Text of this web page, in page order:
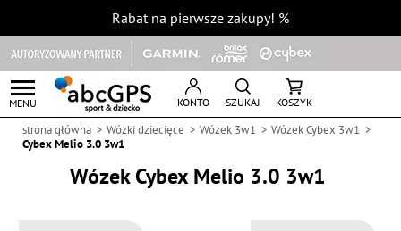
Rabat na pierwsze zakupy! %
MENU KONTO SZUKAJ KOSZYK
strona główna Wózki dziecięce Wózek 3w1
Wózek Cybex 3w1
Cybex Melio 3.0 3w1
Wózek Cybex Melio 3.0 3w1